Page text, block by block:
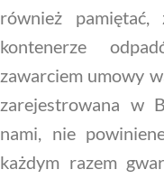
również
kontenerze
zawarciem umowy
zarejestrowana w
nami, nie
każdym razem